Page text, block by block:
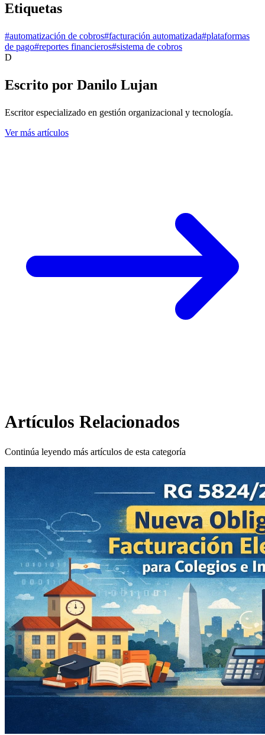
Etiquetas
#automatización de cobros#facturación automatizada#plataformas
de pago#reportes financieros#sistema de cobros
D
Escrito por Danilo Lujan
Escritor especializado en gestión organizacional y tecnología.
Ver más artículos
Artículos Relacionados
Continúa leyendo más artículos de esta categoría